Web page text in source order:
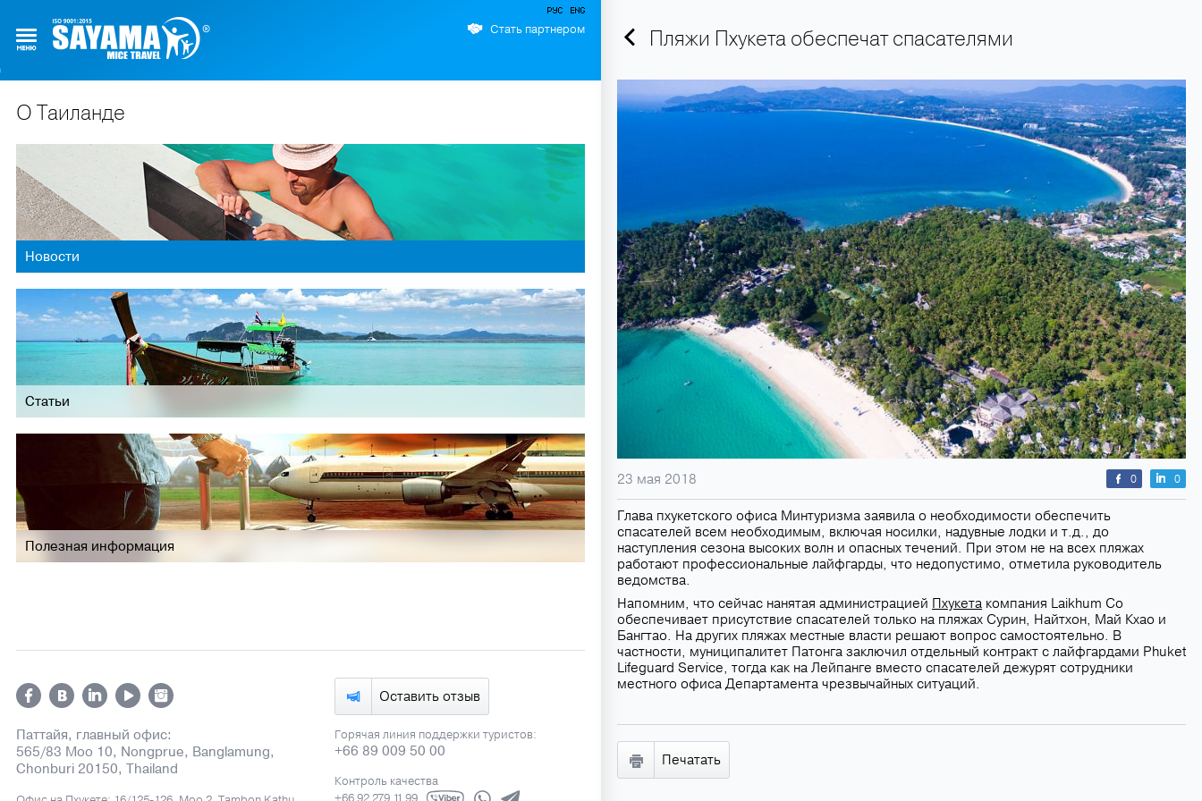
Стать партнером
О Таиланде
Новости
Статьи
Полезная информация
Оставить отзыв
Паттайя, главный офис:
565/83 Moo 10, Nongprue, Banglamung,
Chonburi 20150, Thailand
Горячая линия поддержки туристов:
+66 89 009 50 00
Контроль качества
Пляжи Пхукета обеспечат спасателями
23 мая 2018 0 0
Глава пхукетского офиса Минтуризма заявила о необходимости обеспечить
спасателей всем необходимым, включая носилки, надувные лодки и т.д., до
наступления сезона высоких волн и опасных течений. При этом не на всех пляжах
работают профессиональные лайфгарды, что недопустимо, отметила руководитель
ведомства.
Напомним, что сейчас нанятая администрацией Пхукета компания Laikhum Co
обеспечивает присутствие спасателей только на пляжах Сурин, Найтхон, Май Кхао и
Бангтао. На других пляжах местные власти решают вопрос самостоятельно. В
частности, муниципалитет Патонга заключил отдельный контракт с лайфгардами Phuket
Lifeguard Service, тогда как на Лейпанге вместо спасателей дежурят сотрудники
местного офиса Департамента чрезвычайных ситуаций.
Печатать